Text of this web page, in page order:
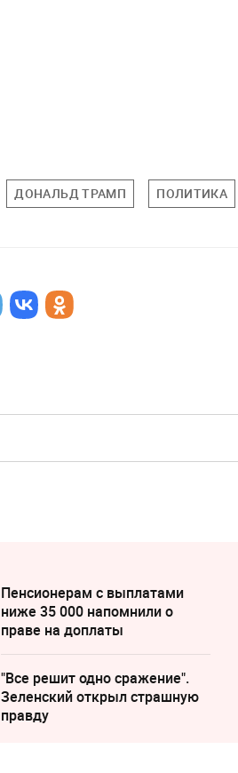
ДОНАЛЬД ТРАМП ПОЛИТИКА
Пенсионерам с выплатами
ниже 35 000 напомнили о
праве на доплаты
"Все решит одно сражение".
Зеленский открыл страшную
правду